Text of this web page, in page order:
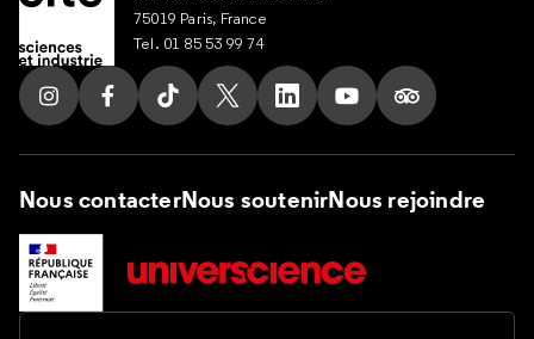
75019 Paris, France
Tel. 01 85 53 99 74
Suivez nous sur Instagram
Suivez nous sur Facebook
Suivez nous sur Tik Tok
Suivez nous sur X
Suivez nous sur LinkedIn
Suivez nous sur
Suivez nous
Nous contacterNous soutenirNous rejoindre